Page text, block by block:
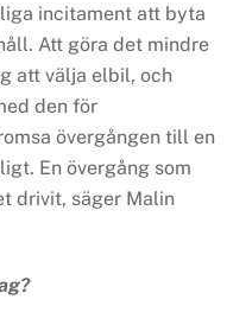
incitament att byta
Att göra det mindre
att välja elbil, och
den för
övergången till en
En övergång som
drivit, säger Malin